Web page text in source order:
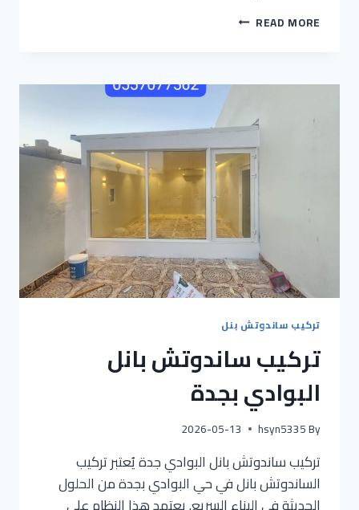
READ MORE
تركيب ساندوتش بنل
تركيب ساندوتش بانل
البوادي بجدة
By
hsyn5335
2026-05-13
تركيب ساندوتش بانل البوادي جدة يُعتبر تركيب
الساندوتش بانل في حي البوادي بجدة من الحلول